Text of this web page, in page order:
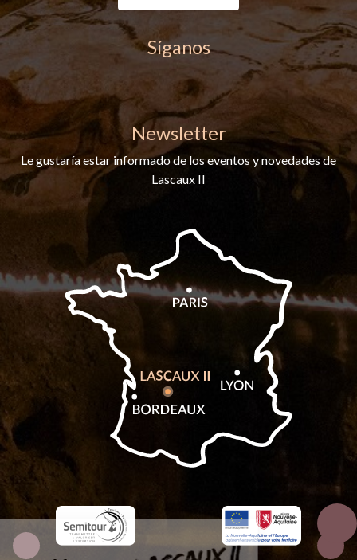
Síganos
Newsletter
Le gustaría estar informado de los eventos y novedades de
Lascaux II